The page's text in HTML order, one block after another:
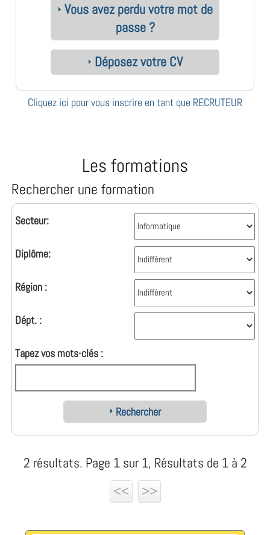
Vous avez perdu votre mot de
passe ?
Déposez votre CV
Cliquez ici pour vous inscrire en tant que RECRUTEUR
Les formations
Rechercher une formation
Secteur:
Diplôme:
Région :
Dépt. :
Tapez vos mots-clés :
Rechercher
2 résultats. Page 1 sur 1, Résultats de 1 à 2
<<
>>